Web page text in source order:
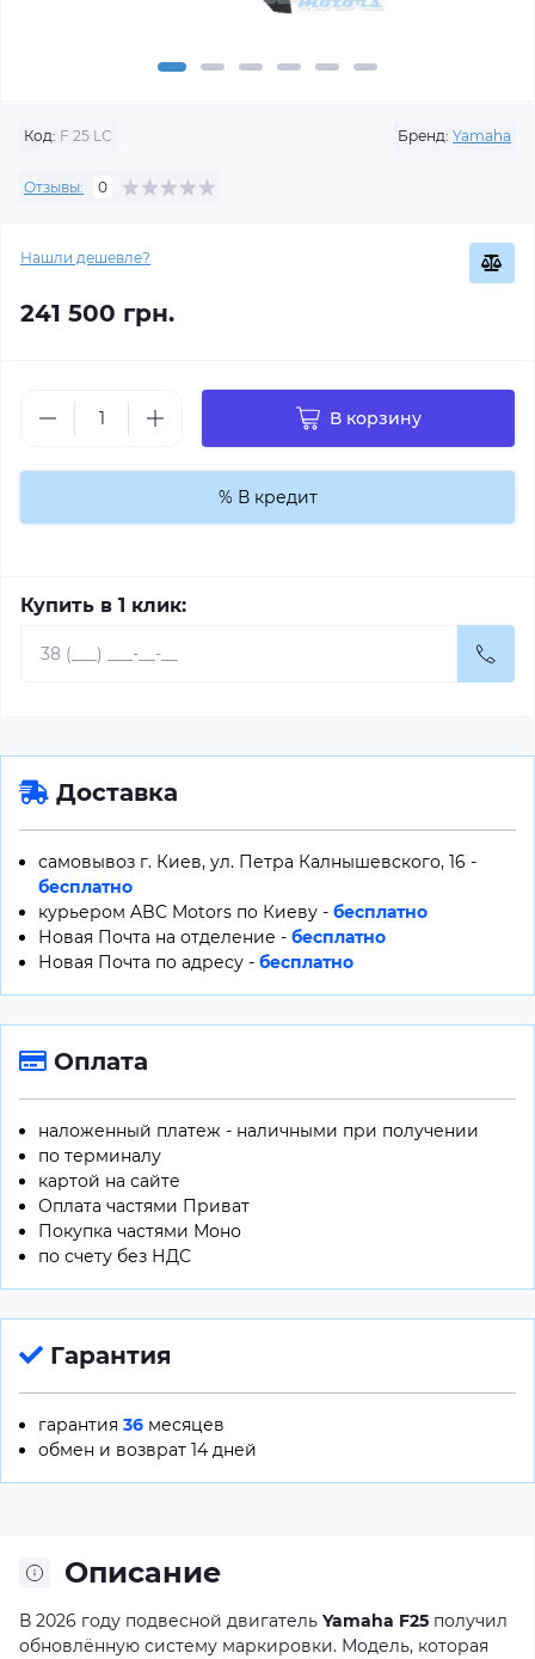
Код: F 25 LC Бренд: Yamaha
Отзывы: 0
Нашли дешевле?
241 500 грн.
В корзину
% В кредит
Купить в 1 клик:
Доставка
самовывоз г. Киев, ул. Петра Калнышевского, 16 -
бесплатно
курьером ABC Motors по Киеву - бесплатно
Новая Почта на отделение - бесплатно
Новая Почта по адресу - бесплатно
Оплата
наложенный платеж - наличными при получении
по терминалу
картой на сайте
Оплата частями Приват
Покупка частями Моно
по счету без НДС
Гарантия
гарантия 36 месяцев
обмен и возврат 14 дней
Описание
В 2026 году подвесной двигатель Yamaha F25 получил
обновлённую систему маркировки. Модель, которая